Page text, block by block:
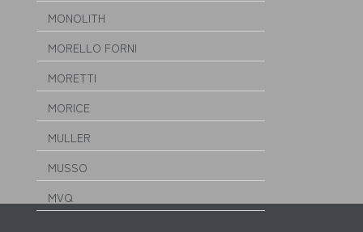
MONOLITH
MORELLO FORNI
MORETTI
MORICE
MULLER
MUSSO
MVQ